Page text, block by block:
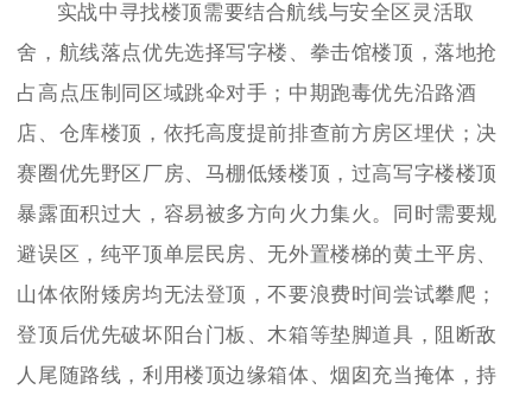
实战中寻找楼顶需要结合航线与安全区灵活取
舍，航线落点优先选择写字楼、拳击馆楼顶，落地抢
占高点压制同区域跳伞对手；中期跑毒优先沿路酒
店、仓库楼顶，依托高度提前排查前方房区埋伏；决
赛圈优先野区厂房、马棚低矮楼顶，过高写字楼楼顶
暴露面积过大，容易被多方向火力集火。同时需要规
避误区，纯平顶单层民房、无外置楼梯的黄土平房、
山体依附矮房均无法登顶，不要浪费时间尝试攀爬；
登顶后优先破坏阳台门板、木箱等垫脚道具，阻断敌
人尾随路线，利用楼顶边缘箱体、烟囱充当掩体，持